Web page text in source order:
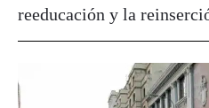
reeducación y la